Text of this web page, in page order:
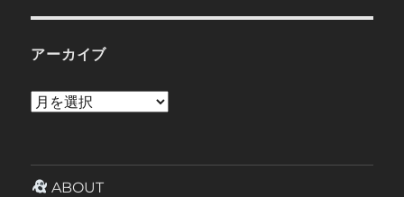
アーカイブ
ア
イ
ABOUT